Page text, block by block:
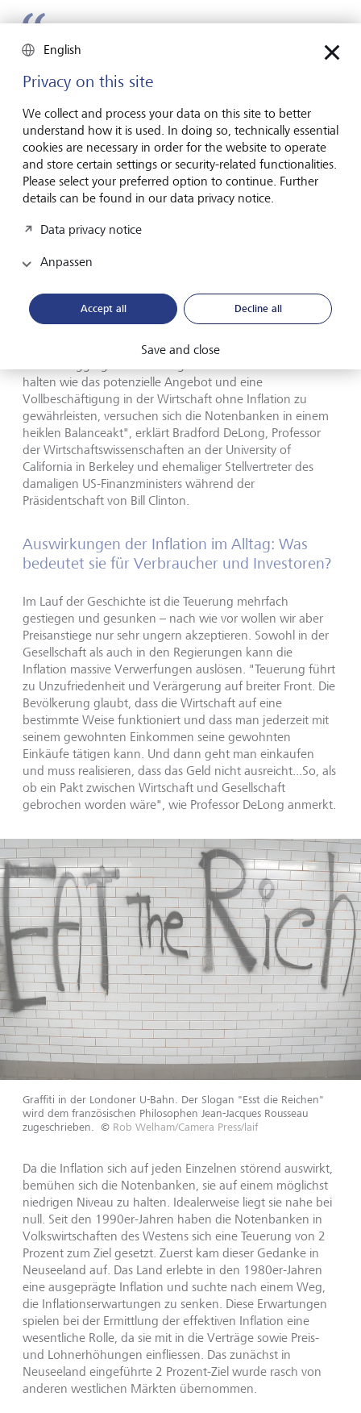
So, als ob ein Pakt zwischen Wirtschaft
und Gesellschaft gebrochen worden
Bradford DeLong, Professor der Wirtschaftswissenschaften
an der University of California in Berkeley und ehemaliger
Stellvertreter des damaligen US-Finanzministers
Inflation der 1970er-Jahre gezogen, die Gründe liegen
ebenfalls anders aus. Wirtschaftswissenschaftler und
Zinsen eine sanfte Landung nach sich ziehen und der
Wirtschaft eine lange und schwierige Rezession erspart
bleibt.
halten wie das potenzielle Angebot und eine
Vollbeschäftigung in der Wirtschaft ohne Inflation zu
gewährleisten, versuchen sich die Notenbanken in einem
heiklen Balanceakt", erklärt Bradford DeLong, Professor
der Wirtschaftswissenschaften an der University of
California in Berkeley und ehemaliger Stellvertreter des
damaligen US-Finanzministers während der
Präsidentschaft von Bill Clinton.
Auswirkungen der Inflation im Alltag: Was
bedeutet sie für Verbraucher und Investoren?
Im Lauf der Geschichte ist die Teuerung mehrfach
gestiegen und gesunken – nach wie vor wollen wir aber
Preisanstiege nur sehr ungern akzeptieren. Sowohl in der
Gesellschaft als auch in den Regierungen kann die
Inflation massive Verwerfungen auslösen. "Teuerung führt
zu Unzufriedenheit und Verärgerung auf breiter Front. Die
Bevölkerung glaubt, dass die Wirtschaft auf eine
bestimmte Weise funktioniert und dass man jederzeit mit
seinem gewohnten Einkommen seine gewohnten
Einkäufe tätigen kann. Und dann geht man einkaufen
und muss realisieren, dass das Geld nicht ausreicht...So, als
ob ein Pakt zwischen Wirtschaft und Gesellschaft
gebrochen worden wäre", wie Professor DeLong anmerkt.
Graffiti in der Londoner U-Bahn. Der Slogan "Esst die Reichen"
wird dem französischen Philosophen Jean-Jacques Rousseau
zugeschrieben.
© Rob Welham/Camera Press/laif
Da die Inflation sich auf jeden Einzelnen störend auswirkt,
bemühen sich die Notenbanken, sie auf einem möglichst
niedrigen Niveau zu halten. Idealerweise liegt sie nahe bei
null. Seit den 1990er-Jahren haben die Notenbanken in
Volkswirtschaften des Westens sich eine Teuerung von 2
Prozent zum Ziel gesetzt. Zuerst kam dieser Gedanke in
Neuseeland auf. Das Land erlebte in den 1980er-Jahren
eine ausgeprägte Inflation und suchte nach einem Weg,
die Inflationserwartungen zu senken. Diese Erwartungen
spielen bei der Ermittlung der effektiven Inflation eine
wesentliche Rolle, da sie mit in die Verträge sowie Preis-
und Lohnerhöhungen einfliessen. Das zunächst in
Neuseeland eingeführte 2 Prozent-Ziel wurde rasch von
anderen westlichen Märkten übernommen.
English
Privacy on this site
We collect and process your data on this site to better
understand how it is used. In doing so, technically essential
cookies are necessary in order for the website to operate
and store certain settings or security-related functionalities.
Please select your preferred option to continue. Further
details can be found in our data privacy notice.
Data privacy notice
Anpassen
Accept all Decline all
Save and close